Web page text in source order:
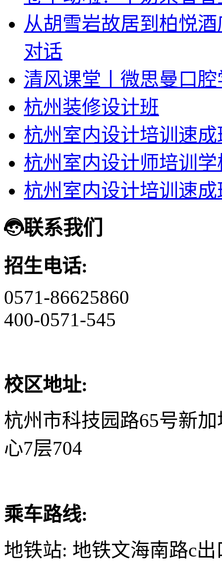
从胡雪岩故居到柏悦
对话
清风课堂丨微思曼口
杭州装修设计班
杭州室内设计培训速成
杭州室内设计师培训
杭州室内设计培训速成
联系我们
招生电话:
0571-86625860
400-0571-545
校区地址:
杭州市科技园路65号新
心7层704
乘车路线:
地铁站: 地铁文海南路c出